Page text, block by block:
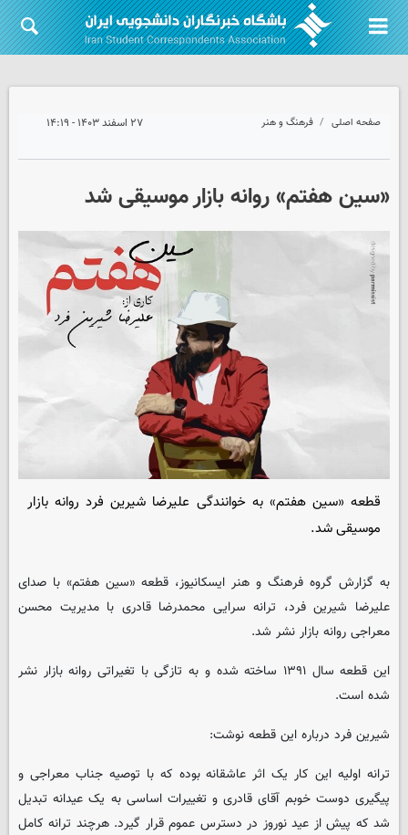
صفحه اصلی فرهنگ و هنر ۲۷ اسفند ۱۴۰۳ - ۱۴:۱۹
«سین هفتم» روانه بازار موسیقی شد
قطعه «سین هفتم» به خوانندگی علیرضا شیرین فرد روانه بازار
موسیقی شد.
به گزارش گروه فرهنگ و هنر ایسکانیوز، قطعه «سین هفتم» با صدای
علیرضا شیرین فرد، ترانه سرایی محمدرضا قادری با مدیریت محسن
معراجی روانه بازار نشر شد.
این قطعه سال ۱۳۹۱ ساخته شده و به تازگی با تغیراتی روانه بازار نشر
شده است.
شیرین فرد درباره این قطعه نوشت:
ترانه اولیه این کار یک اثر عاشقانه بوده که با توصیه جناب معراجی و
پیگیری دوست خوبم آقای قادری و تغییرات اساسی به یک عیدانه تبدیل
شد که پیش از عید نوروز در دسترس عموم قرار گیرد. هرچند ترانه کامل